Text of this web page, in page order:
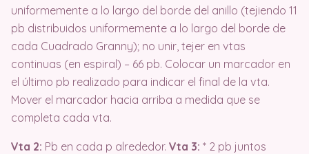
uniformemente a lo largo del borde del anillo (tejiendo 11
pb distribuidos uniformemente a lo largo del borde de
cada Cuadrado Granny); no unir, tejer en vtas
continuas (en espiral) – 66 pb. Colocar un marcador en
el último pb realizado para indicar el final de la vta.
Mover el marcador hacia arriba a medida que se
completa cada vta.
Vta 2: Pb en cada p alrededor. Vta 3: * 2 pb juntos